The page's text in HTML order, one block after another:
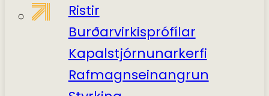
Ristir
Burðarvirkisprófílar
Kapalstjórnunarkerfi
Rafmagnseinangrun